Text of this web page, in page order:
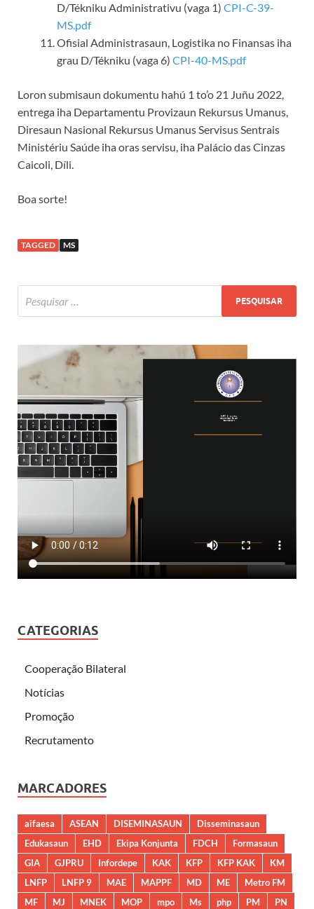
D/Tékniku Administrativu (vaga 1) CPI-C-39-
MS.pdf
Ofisial Administrasaun, Logistika no Finansas iha
grau D/Tékniku (vaga 6) CPI-40-MS.pdf
Loron submisaun dokumentu hahú 1 to’o 21 Juñu 2022,
entrega iha Departamentu Provizaun Rekursus Umanus,
Diresaun Nasional Rekursus Umanus Servisus Sentrais
Ministériu Saúde iha oras servisu, iha Palácio das Cinzas
Caicoli, Díli.
Boa sorte!
TAGGED MS
CATEGORIAS
Cooperação Bilateral
Notícias
Promoção
Recrutamento
MARCADORES
aifaesa ASEAN DISEMINASAUN
Disseminasaun
Edukasaun
EHD Ekipa Konjunta FDCH
Formasaun
GIA
GJPRU Infordepe KAK KFP KFP KAK
KM
LNFP
LNFP 9 MAE MAPPF MD ME
Metro FM
MF
MJ MNEK MOP mpo Ms php PM PN